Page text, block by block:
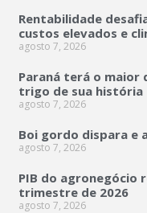
Rentabilidade
custos elevados e
agosto 7, 2026
Paraná terá o
trigo de sua história
agosto 7, 2026
Boi gordo dispara e
agosto 7, 2026
PIB do agronegócio
trimestre de 2026
agosto 7, 2026